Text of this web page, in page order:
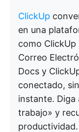
ClickUp
en una
como
Correo
Docs y
conectado,
instante. Diga
trabajo» y
productividad.